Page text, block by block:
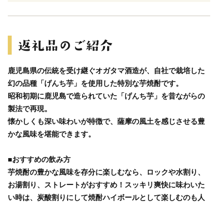
鹿児島県の伝統を受け継ぐオガタマ酒造が、自社で栽培した
幻の品種「げんち芋」を使用した特別な芋焼酎です。
昭和初期に鹿児島で造られていた「げんち芋」を昔ながらの
製法で再現。
懐かしくも深い味わいが特徴で、薩摩の風土を感じさせる豊
かな風味を堪能できます。
■おすすめの飲み方
芋焼酎の豊かな風味を存分に楽しむなら、ロックや水割り、
お湯割り、ストレートがおすすめ！スッキリ爽快に味わいた
い時は、炭酸割りにして焼酎ハイボールとして楽しむのも人